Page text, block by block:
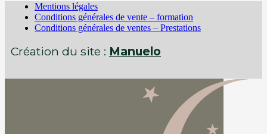
Mentions légales
Conditions générales de vente – formation
Conditions générales de ventes – Prestations
Création du site : Manuelo